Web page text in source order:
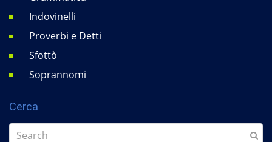
Indovinelli
Proverbi e Detti
Sfottò
Soprannomi
Cerca